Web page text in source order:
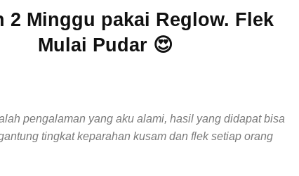
2 Minggu pakai Reglow. Flek
Mulai Pudar 😍
pengalaman yang aku alami, hasil yang didapat bisa
tingkat keparahan kusam dan flek setiap orang